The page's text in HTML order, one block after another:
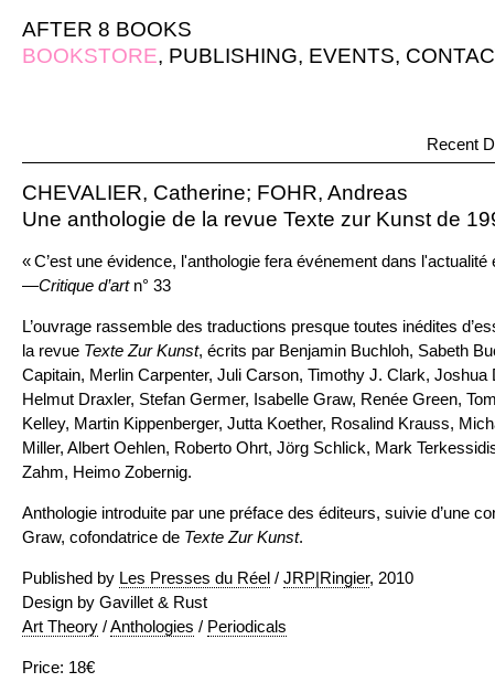
AFTER 8 BOOKS
BOOKSTORE, PUBLISHING, EVENTS,
Recent
CHEVALIER, Catherine; FOHR, Andreas
Une anthologie de la revue Texte zur Kunst de
« C’est une évidence, l'anthologie fera événement dans l'actualité
—Critique d’artn° 33
L’ouvrage rassemble des traductions presque toutes inédites
la revue Texte Zur Kunst, écrits par Benjamin Buchloh, Sabeth
Capitain, Merlin Carpenter, Juli Carson, Timothy J. Clark, Joshua
Helmut Draxler, Stefan Germer, Isabelle Graw, Renée Green,
Kelley, Martin Kippenberger, Jutta Koether, Rosalind Krauss,
Miller, Albert Oehlen, Roberto Ohrt, Jörg Schlick, Mark
Zahm, Heimo Zobernig.
Anthologie introduite par une préface des éditeurs, suivie d’une
Graw, cofondatrice de Texte Zur Kunst.
Published by Les Presses du Réel / JRP|Ringier, 2010
Design by Gavillet & Rust
Art Theory /Anthologies / Periodicals
Price: 18€